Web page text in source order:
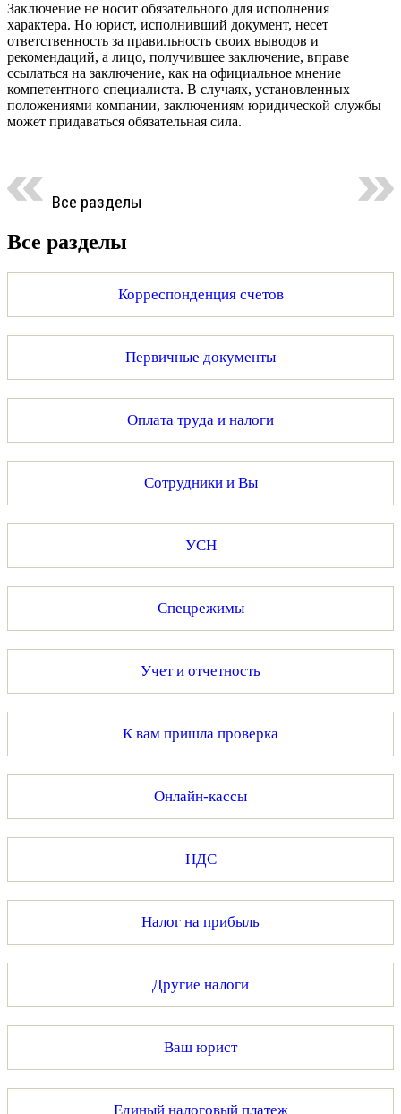
Заключение не носит обязательного для исполнения
характера. Но юрист, исполнивший документ, несет
ответственность за правильность своих выводов и
рекомендаций, а лицо, получившее заключение, вправе
ссылаться на заключение, как на официальное мнение
компетентного специалиста. В случаях, установленных
положениями компании, заключениям юридической службы
может придаваться обязательная сила.
Все разделы
Все разделы
Корреспонденция счетов
Первичные документы
Оплата труда и налоги
Сотрудники и Вы
УСН
Спецрежимы
Учет и отчетность
К вам пришла проверка
Онлайн-кассы
НДС
Налог на прибыль
Другие налоги
Ваш юрист
Единый налоговый платеж